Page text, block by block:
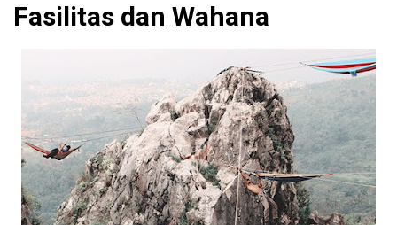
Fasilitas dan Wahana